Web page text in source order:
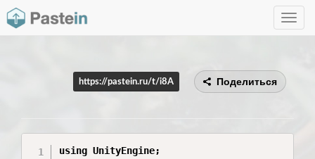
Toggle
https://pastein.ru/t/i8A Поделиться
using UnityEngine;